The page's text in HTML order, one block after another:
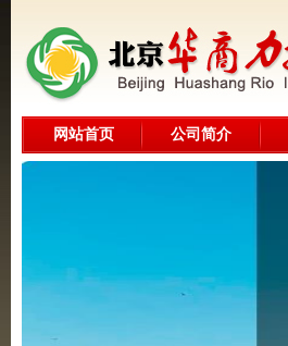
网站首页 公司简介